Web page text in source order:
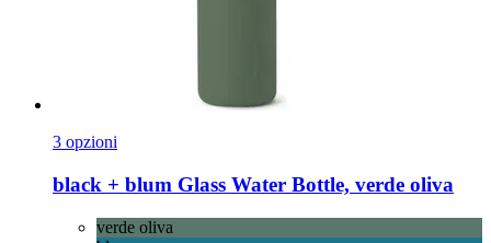
3 opzioni
black + blum Glass Water Bottle, verde oliva
verde oliva